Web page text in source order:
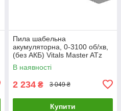
Пила шабельна
акумуляторна, 0-3100 об/хв,
(без АКБ) Vitals Master ATz
1828 SmartLine+ 184449
В наявності
2 234 ₴ 3 049 ₴
Купити